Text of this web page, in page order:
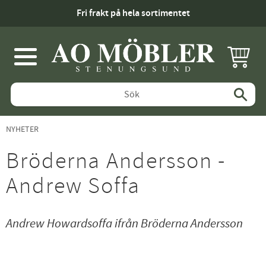
Fri frakt på hela sortimentet
Meny
NYHETER
Bröderna Andersson -
Andrew Soffa
Andrew Howardsoffa ifrån Bröderna Andersson